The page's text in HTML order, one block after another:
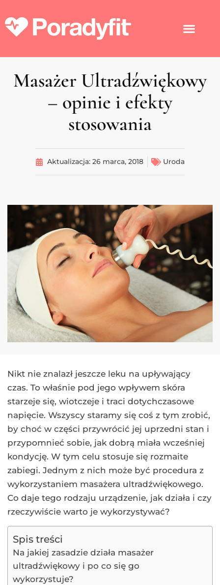
Masażer Ultradźwiękowy
– opinie i efekty
stosowania
Aktualizacja: 26 marca, 2018 Uroda
Nikt nie znalazł jeszcze leku na upływający
czas. To właśnie pod jego wpływem skóra
starzeje się, wiotczeje i traci dotychczasowe
napięcie. Wszyscy staramy się coś z tym zrobić,
by choć w części przywrócić jej uprzedni stan i
przypomnieć sobie, jak dobrą miała wcześniej
kondycję. W tym celu stosuje się rozmaite
zabiegi. Jednym z nich może być procedura z
wykorzystaniem masażera ultradźwiękowego.
Co daje tego rodzaju urządzenie, jak działa i czy
rzeczywiście warto je wykorzystywać?
Spis treści
Na jakiej zasadzie działa masażer
ultradźwiękowy i po co się go
wykorzystuje?